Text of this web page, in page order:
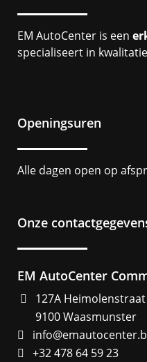
EM AutoCenter is een
specialiseert in
Openingsuren
Alle dagen open op
Onze
EM AutoCenter
127A Heimolenstraat
9100 Waasmunster
+32 478 64 59 23